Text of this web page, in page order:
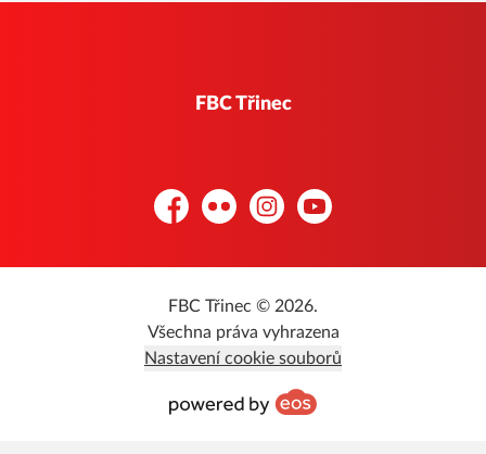
FBC Třinec
FacebookFlickr InstagramYouTube
FBC Třinec © 2026.
Všechna práva vyhrazena
Nastavení cookie souborů